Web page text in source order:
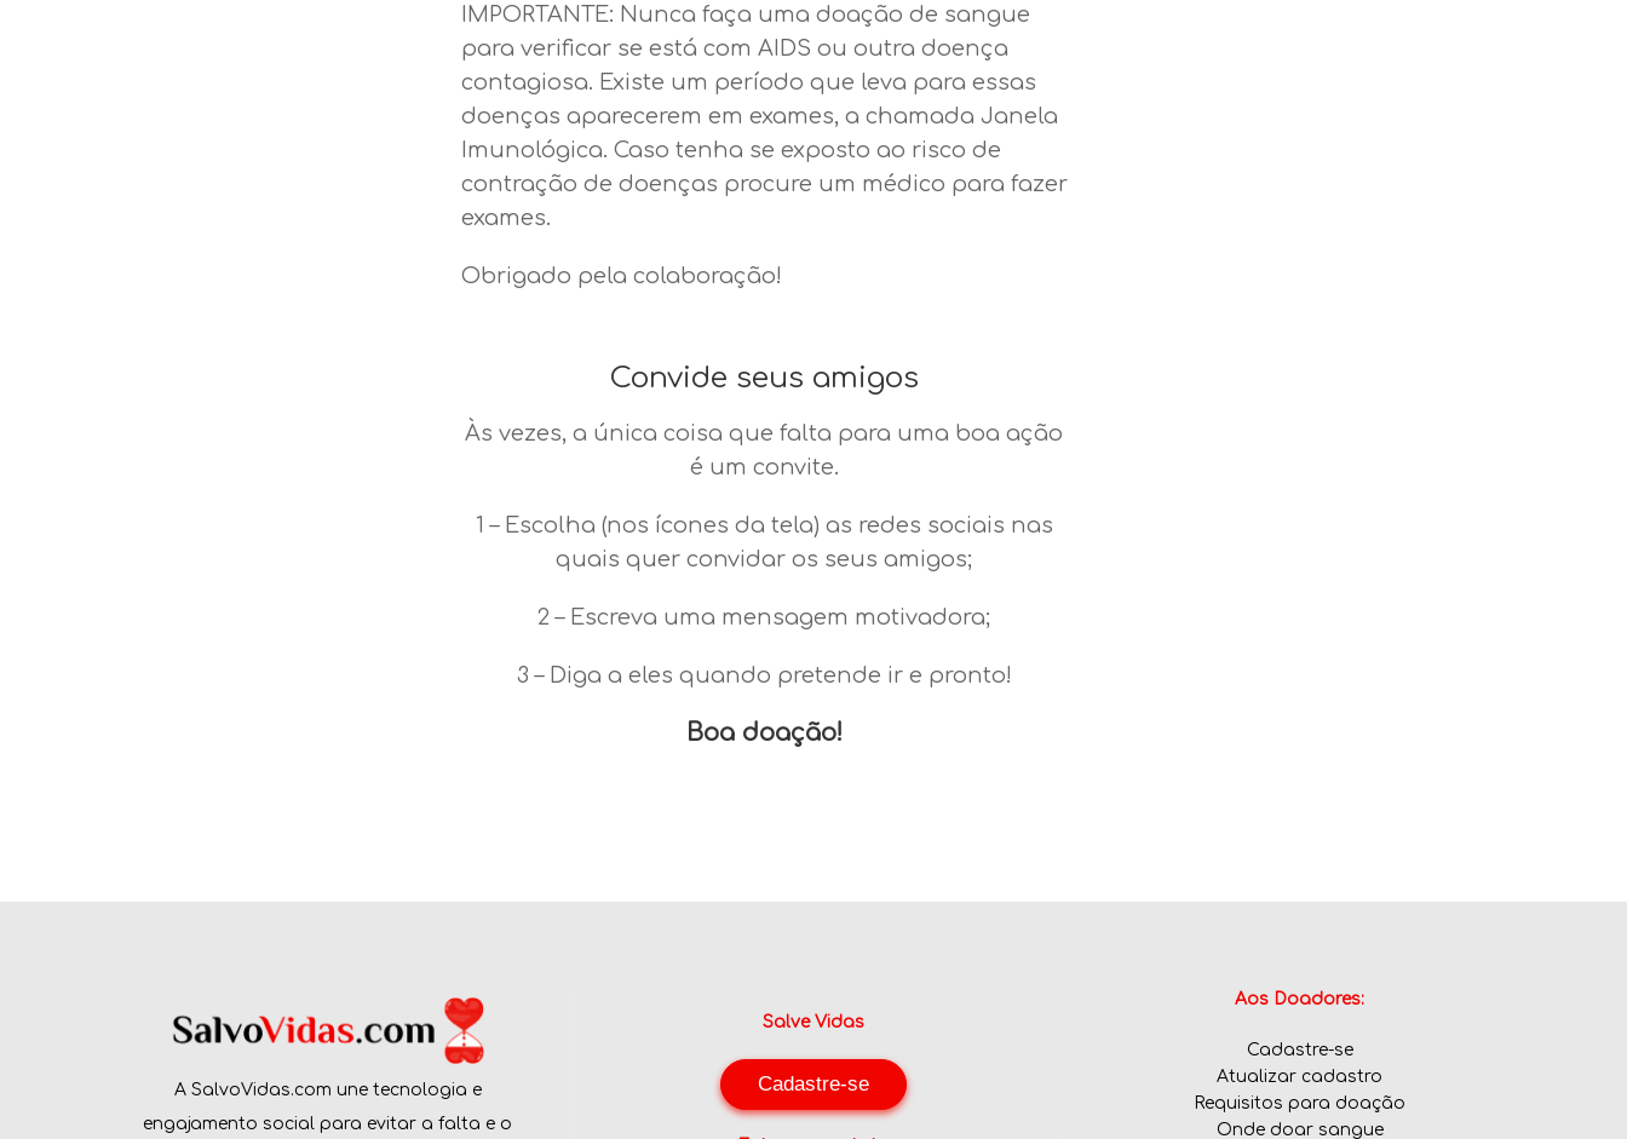
IMPORTANTE: Nunca faça uma doação de sangue
para verificar se está com AIDS ou outra doença
contagiosa. Existe um período que leva para essas
doenças aparecerem em exames, a chamada Janela
Imunológica. Caso tenha se exposto ao risco de
contração de doenças procure um médico para fazer
exames.
Obrigado pela colaboração!
Convide seus amigos
Às vezes, a única coisa que falta para uma boa ação
é um convite.
1 – Escolha (nos ícones da tela) as redes sociais nas
quais quer convidar os seus amigos;
2 – Escreva uma mensagem motivadora;
3 – Diga a eles quando pretende ir e pronto!
Boa doação!
A SalvoVidas.com une tecnologia e
engajamento social para evitar a falta e o
Salve Vidas
Cadastre-se
Aos Doadores:
Cadastre-se
Atualizar cadastro
Requisitos para doação
Onde doar sangue